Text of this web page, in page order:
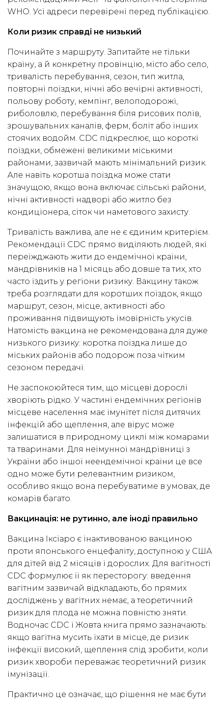
WHO. Усі адреси перевірені перед публікацією.
Коли ризик справді не низький
Починайте з маршруту. Запитайте не тільки
країну, а й конкретну провінцію, місто або село,
тривалість перебування, сезон, тип житла,
повторні поїздки, нічні або вечірні активності,
польову роботу, кемпінг, велоподорожі,
риболовлю, перебування біля рисових полів,
зрошувальних каналів, ферм, боліт або інших
стоячих водойм. CDC підкреслює, що короткі
поїздки, обмежені великими міськими
районами, зазвичай мають мінімальний ризик.
Але навіть коротша поїздка може стати
значущою, якщо вона включає сільські райони,
нічні активності надворі або житло без
кондиціонера, сіток чи наметового захисту.
Тривалість важлива, але не є єдиним критерієм.
Рекомендації CDC прямо виділяють людей, які
переїжджають жити до ендемічної країни,
мандрівників на 1 місяць або довше та тих, хто
часто їздить у регіони ризику. Вакцину також
треба розглядати для коротших поїздок, якщо
маршрут, сезон, місце, активності або
проживання підвищують імовірність укусів.
Натомість вакцина не рекомендована для дуже
низького ризику: коротка поїздка лише до
міських районів або подорож поза чітким
сезоном передачі.
Не заспокоюйтеся тим, що місцеві дорослі
хворіють рідко. У частині ендемічних регіонів
місцеве населення має імунітет після дитячих
інфекцій або щеплення, але вірус може
залишатися в природному циклі між комарами
та тваринами. Для неімунної мандрівниці з
України або іншої неендемічної країни це все
одно може бути релевантним ризиком,
особливо якщо вона перебуватиме в умовах, де
комарів багато.
Вакцинація: не рутинно, але іноді правильно
Вакцина Іксіаро є інактивованою вакциною
проти японського енцефаліту, доступною у США
для дітей від 2 місяців і дорослих. Для вагітності
CDC формулює її як пересторогу: введення
вагітним зазвичай відкладають, бо прямих
досліджень у вагітних немає, а теоретичний
ризик для плода не можна повністю зняти.
Водночас CDC і Жовта книга прямо зазначають:
якщо вагітна мусить їхати в місце, де ризик
інфекції високий, щеплення слід зробити, коли
ризик хвороби переважає теоретичний ризик
імунізації.
Практично це означає, що рішення не має бути